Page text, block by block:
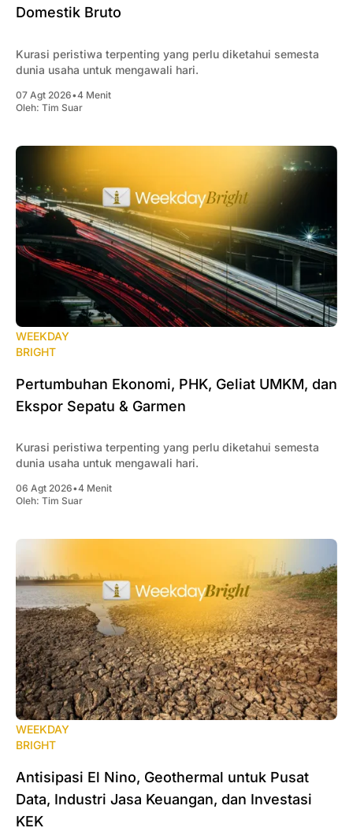
Domestik Bruto
Kurasi peristiwa terpenting yang perlu diketahui semesta
dunia usaha untuk mengawali hari.
07 Agt 2026•4 Menit
Oleh: Tim Suar
WEEKDAY
BRIGHT
Pertumbuhan Ekonomi, PHK, Geliat UMKM, dan
Ekspor Sepatu & Garmen
Kurasi peristiwa terpenting yang perlu diketahui semesta
dunia usaha untuk mengawali hari.
06 Agt 2026•4 Menit
Oleh: Tim Suar
WEEKDAY
BRIGHT
Antisipasi El Nino, Geothermal untuk Pusat
Data, Industri Jasa Keuangan, dan Investasi
KEK